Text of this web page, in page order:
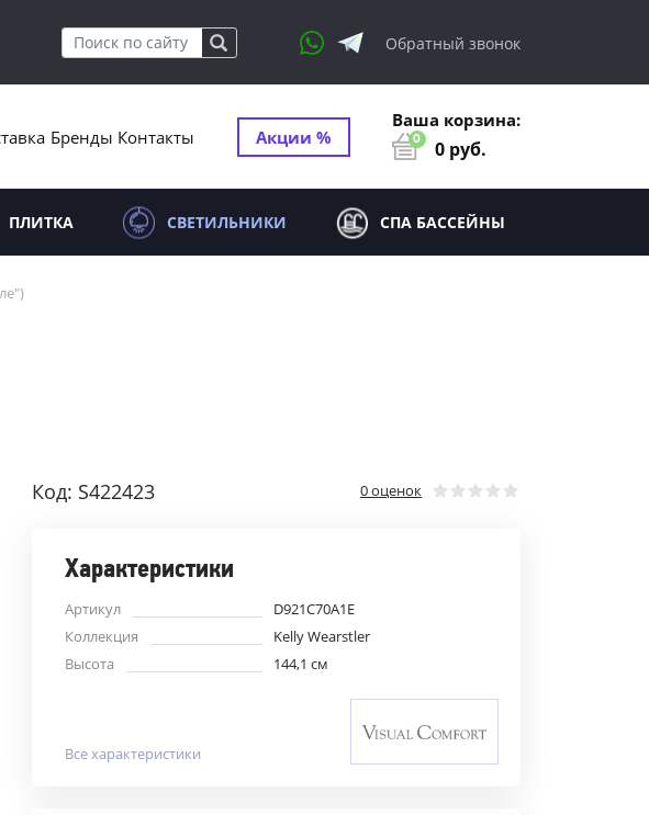
Обратный звонок
Бренды Контакты Акции %
Ваша корзина:
0 0 руб.
ПЛИТКА СВЕТИЛЬНИКИ СПА БАССЕЙНЫ
Код: S422423 0 оценок
Характеристики
Артикул
D921C70A1E
Коллекция
Kelly Wearstler
Высота
144,1 см
Все характеристики